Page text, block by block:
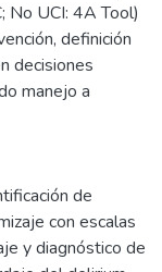
No UCI: 4A Tool)
definición
decisiones
manejo a
de
con escalas
y diagnóstico de